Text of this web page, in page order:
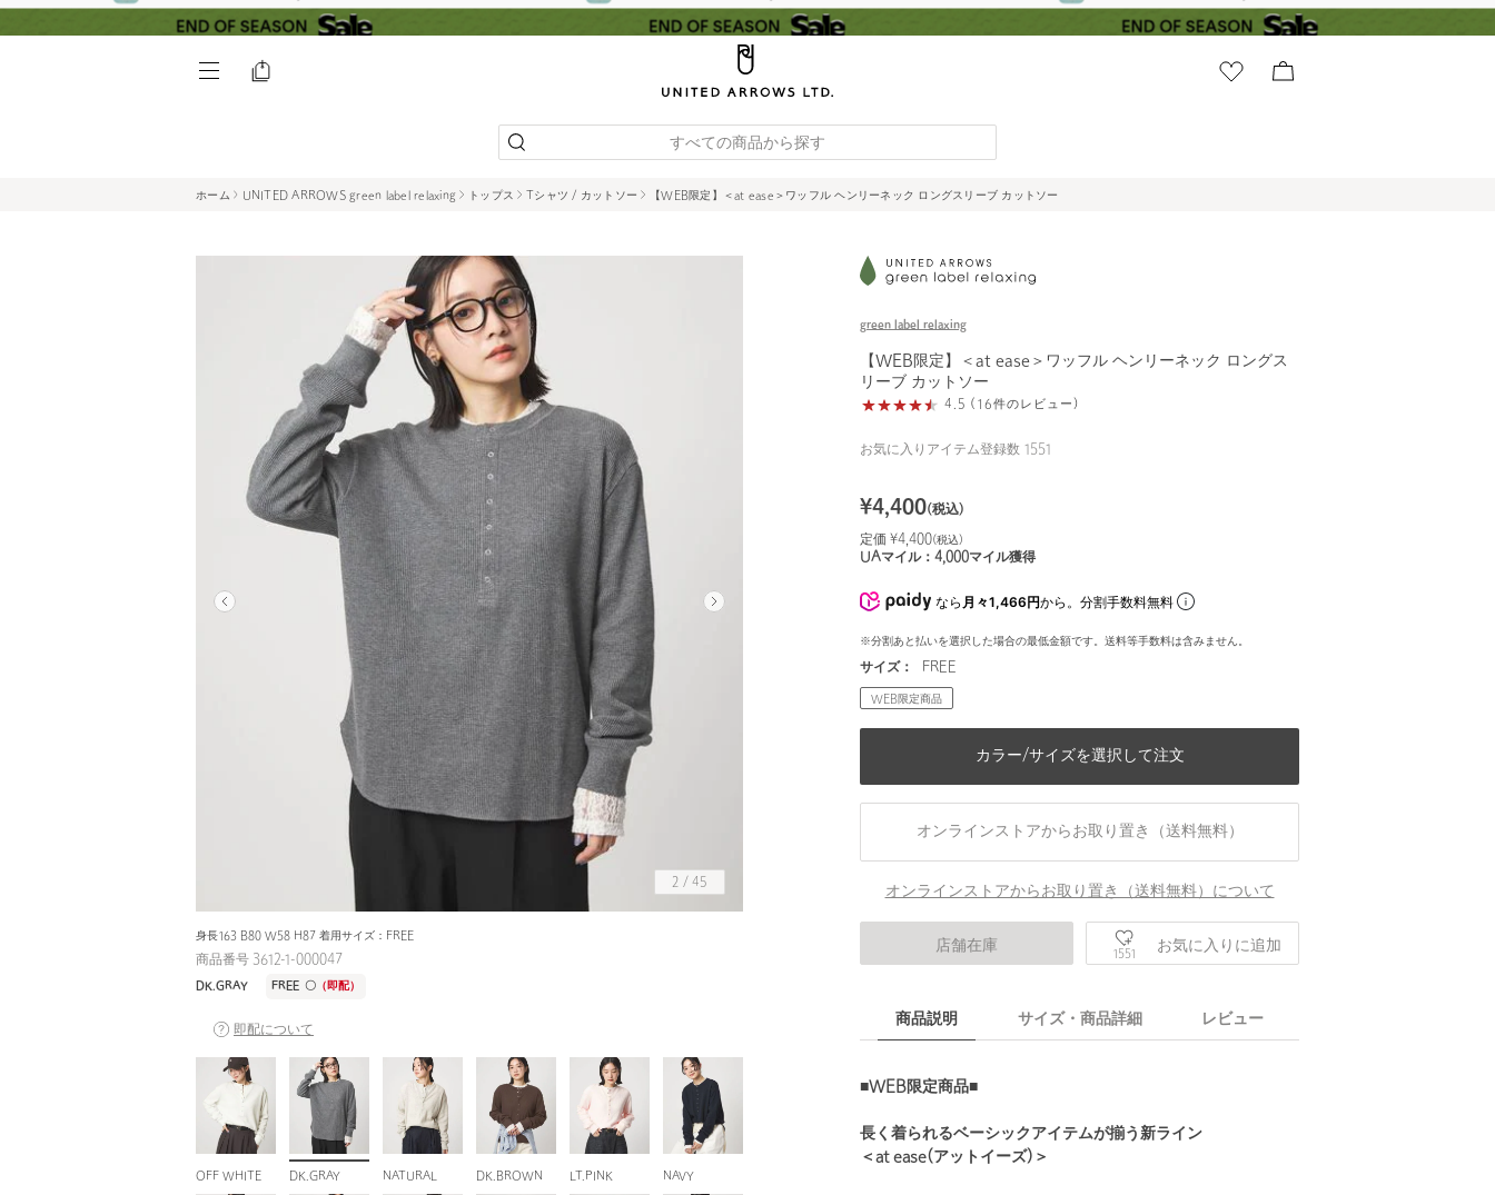
すべての商品から探す
ホーム UNITED ARROWS green label relaxing トップス Tシャツ / カットソー 【WEB限定】＜at ease＞ワッフル ヘンリーネック ロングスリーブ カットソー
身長163 B80 W58 H87 着用サイズ：FREE 身長163 B80 W58 H87 着用サイズ：FREE
2 / 45
商品番号 3612-1-000047
DK.GRAY FREE 〇（即配）
即配について
OFF WHITE DK.GRAY NATURAL DK.BROWN LT.PINK NAVY
green label relaxing
【WEB限定】＜at ease＞ワッフル ヘンリーネック ロングス
リーブ カットソー
4.5 (16件のレビュー)
お気に入りアイテム登録数 1551
¥4,400(税込)
定価 ¥4,400(税込)
UAマイル： 4,000マイル獲得
なら 月々1,466円から。分割手数料無料
※分割あと払いを選択した場合の最低金額です。送料等手数料は含みません。
サイズ： FREE
WEB限定商品
カラー/サイズを選択して注文
オンラインストアからお取り置き（送料無料）
オンラインストアからお取り置き（送料無料）について
店舗在庫
1551 お気に入りに追加
商品説明 サイズ・商品詳細 レビュー
■WEB限定商品■
長く着られるベーシックアイテムが揃う新ライン
＜at ease(アットイーズ)＞